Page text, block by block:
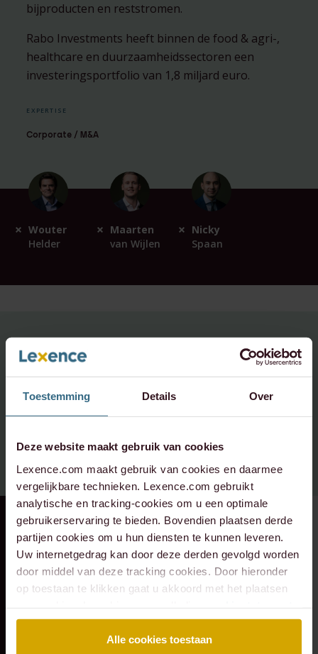
Toestemming Details Over
Deze website maakt gebruik van cookies
Lexence.com maakt gebruik van cookies en daarmee
vergelijkbare technieken. Lexence.com gebruikt
analytische en tracking-cookies om u een optimale
gebruikerservaring te bieden. Bovendien plaatsen derde
partijen cookies om u hun diensten te kunnen leveren.
Uw internetgedrag kan door deze derden gevolgd worden
door middel van deze tracking cookies. Door hieronder
op toestaan te klikken gaat u akkoord met het plaatsen
Alle cookies toestaan
bijproducten en reststromen.
Rabo Investments heeft binnen de food & agri-,
healthcare en duurzaamheidssectoren een
investeringsportfolio van 1,8 miljard euro.
EXPERTISE
Corporate / M&A
Wouter
Helder
Maarten
van Wijlen
Nicky
Spaan
Heeft u vragen over dit
neem contact op:
RECENTE ZAAK⸱ 24-07-2026
Lexence heeft
Caddenz
geadviseerd bij de
overname van
Verkeer Service
RECENTE ZAAK⸱ 22-07-2026
Lexence heeft
Sandee Groen
geadviseerd bij de
toetreding van
Scheybeeck als
aandeelhouder